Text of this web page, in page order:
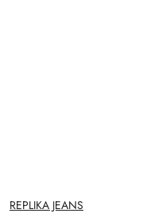
NAZWA
PRODUCENTA:
REPLIKA JEANS